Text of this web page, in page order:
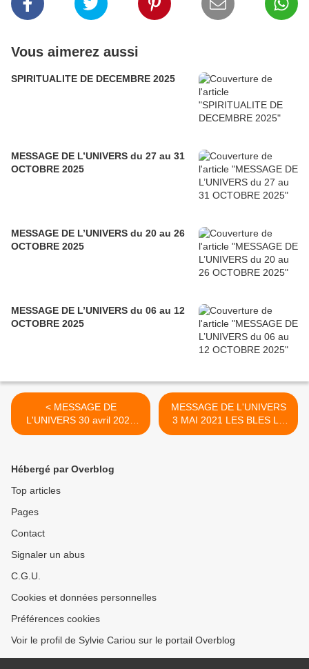
Vous aimerez aussi
SPIRITUALITE DE DECEMBRE 2025
MESSAGE DE L’UNIVERS du 27 au 31
OCTOBRE 2025
MESSAGE DE L’UNIVERS du 20 au 26
OCTOBRE 2025
MESSAGE DE L’UNIVERS du 06 au 12
OCTOBRE 2025
< MESSAGE DE
L'UNIVERS 30 avril 2021
LE DRAGON NOUS
MESSAGE DE L'UNIVERS
3 MAI 2021 LES BLES LE
TEMPS EST VENU DE LA
Hébergé par Overblog
Top articles
Pages
Contact
Signaler un abus
C.G.U.
Cookies et données personnelles
Préférences cookies
Voir le profil de Sylvie Cariou sur le portail Overblog